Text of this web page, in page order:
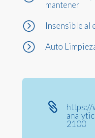
mantener
= Insensible al
= Auto

https://
2100